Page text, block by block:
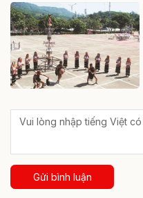
Gửi bình luận